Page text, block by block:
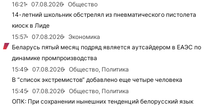
16:21
07.08.2026
Общество
14-летний школьник обстрелял из пневматического пистолета
киоск в Лиде
15:57
07.08.2026
Экономика
Беларусь пятый месяц подряд является аутсайдером в ЕАЭС по
динамике промпроизводства
15:49
07.08.2026
Общество, Политика
В “список экстремистов“ добавлено еще четыре человека
15:45
07.08.2026
Общество, Политика
ОПК: При сохранении нынешних тенденций белорусский язык